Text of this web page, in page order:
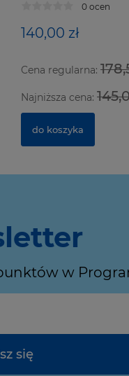
0 ocen
140,00 zł
Cena regularna:
Najniższa cena:
do koszyka
w
się